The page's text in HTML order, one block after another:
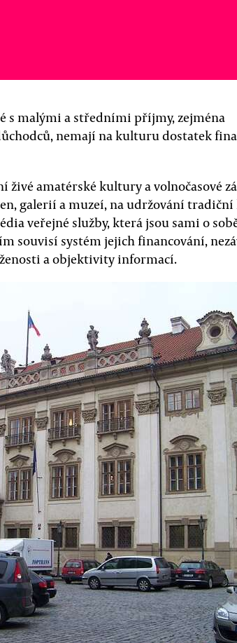
s malými a středními příjmy, zejména
nemají na kulturu dostatek
živé amatérské kultury a volnočasové
galerií a muzeí, na udržování
veřejné služby, která jsou sami o
souvisí systém jejich financování,
a objektivity informací.